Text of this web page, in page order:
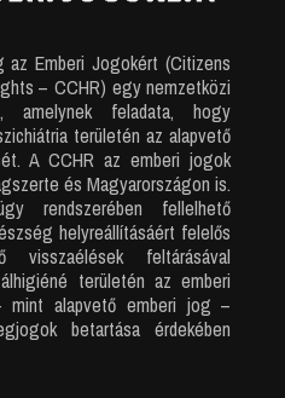
az Emberi Jogokért (Citizens
– CCHR) egy nemzetközi
amelynek feladata, hogy
területén az alapvető
A CCHR az emberi jogok
és Magyarországon is.
rendszerében fellelhető
helyreállításáért felelős
visszaélések feltárásával
területén az emberi
alapvető emberi jog –
betartása érdekében